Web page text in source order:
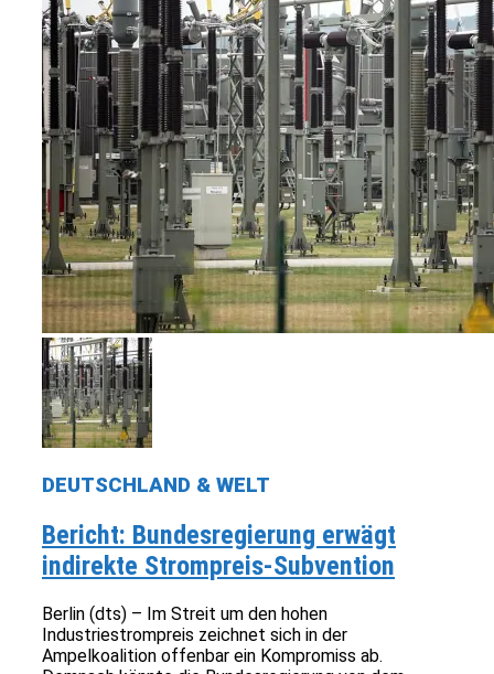
DEUTSCHLAND & WELT
Bericht: Bundesregierung erwägt
indirekte Strompreis-Subvention
Berlin (dts) – Im Streit um den hohen
Industriestrompreis zeichnet sich in der
Ampelkoalition offenbar ein Kompromiss ab.